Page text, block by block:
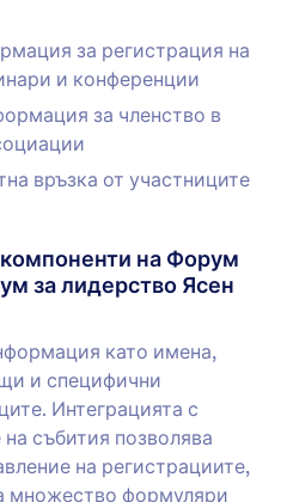
за регистрация на
и конференции
за членство в
връзка от участниците
на Форум
за лидерство Ясен
като имена,
и специфични
Интеграцията с
събития позволява
на регистрациите,
множество формуляри